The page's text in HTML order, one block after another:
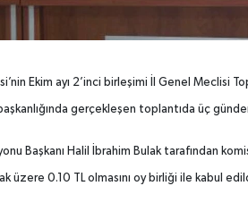
Ekim ayı 2’inci birleşimi İl Genel Meclisi
gerçekleşen toplantıda üç
Başkanı Halil İbrahim Bulak tarafından
üzere 0.10 TL olmasını oy birliği ile kabul